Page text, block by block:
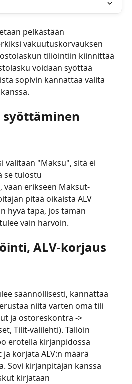
pelkästään
vakuutuskorvauksen
tiliöintiin kiinnittää
voidaan syöttää
sopivin kannattaa valita
syöttäminen
valitaan "Maksu", sitä ei
se tulostu
vaan erikseen Maksut-
pitää oikaista ALV
hyvä tapa, jos tämän
vain harvoin.
ALV-korjaus
säännöllisesti, kannattaa
niitä varten oma tili
ja ostoreskontra ->
Tilit-välilehti). Tällöin
erotella kirjanpidossa
korjata ALV:n määrä
Sovi kirjanpitäjän kanssa
kirjataan